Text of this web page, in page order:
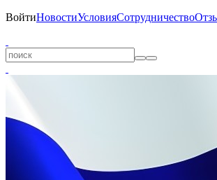
ВойтиНовостиУсловияСотрудничество